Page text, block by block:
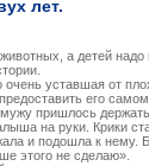
лет.
а детей
очень уставшая от
его
пришлось
на руки. Крики
и подошла к нему.
этого не сделаю».